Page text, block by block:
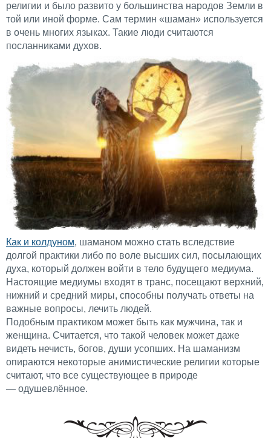
религии и было развито у большинства народов Земли в
той или иной форме. Сам термин «шаман» используется
в очень многих языках. Такие люди считаются
посланниками духов.
Как и колдуном, шаманом можно стать вследствие
долгой практики либо по воле высших сил, посылающих
духа, который должен войти в тело будущего медиума.
Настоящие медиумы входят в транс, посещают верхний,
нижний и средний миры, способны получать ответы на
важные вопросы, лечить людей.
Подобным практиком может быть как мужчина, так и
женщина. Считается, что такой человек может даже
видеть нечисть, богов, души усопших. На шаманизм
опираются некоторые анимистические религии которые
считают, что все существующее в природе
— одушевлённое.